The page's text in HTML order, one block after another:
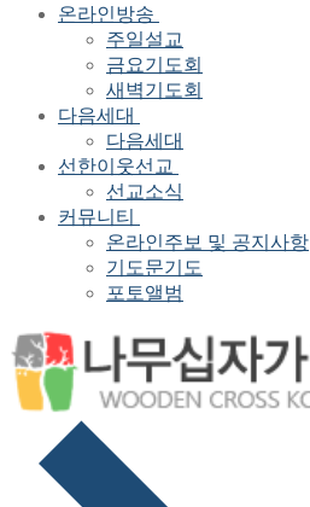
온라인방송
주일설교
금요기도회
새벽기도회
다음세대
다음세대
선한이웃선교
선교소식
커뮤니티
온라인주보 및 공지사항
기도문기도
포토앨범